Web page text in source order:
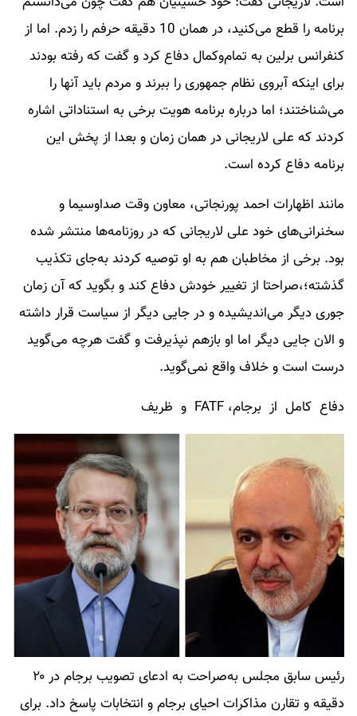
برنامه را قطع می‌کنید، در همان 10 دقیقه حرفم را زدم. اما از
کنفرانس برلین به تمام‌و‌کمال دفاع کرد و گفت که رفته بودند
برای اینکه آبروی نظام جمهوری را ببرند و مردم باید آنها را
می‌شناختند؛ اما درباره برنامه هویت برخی به استناداتی اشاره
کردند که علی لاریجانی در همان زمان و بعدا از پخش این
برنامه دفاع کرده است.
مانند اظهارات احمد پورنجاتی، معاون وقت صداوسیما و
سخنرانی‌های خود علی لاریجانی که در روزنامه‌ها منتشر شده
بود. برخی از مخاطبان هم به او توصیه کردند به‌جای تکذیب
گذشته؛،صراحتا از تغییر خودش دفاع کند و بگوید که آن زمان
جوری دیگر می‌اندیشیده و در جایی دیگر از سیاست قرار داشته
و الان جایی دیگر اما او بازهم نپذیرفت و گفت هرچه می‌گوید
درست است و خلاف واقع نمی‌گوید.
دفاع کامل از برجام، FATF و ظریف
رئیس سابق مجلس به‌صراحت به ادعای تصویب برجام در ۲۰
دقیقه و تقارن مذاکرات احیای برجام و انتخابات پاسخ داد. برای